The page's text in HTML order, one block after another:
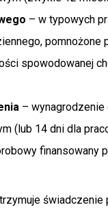
– w typowych
spowodowanej
– wynagrodzenie
(lub 14 dni dla
finansowany
świadczenie